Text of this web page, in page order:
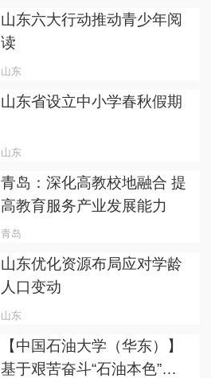
山东六大行动推动青少年阅
读
山东
山东省设立中小学春秋假期
山东
青岛：深化高教校地融合 提
高教育服务产业发展能力
青岛
山东优化资源布局应对学龄
人口变动
山东
【中国石油大学（华东）】
基于艰苦奋斗“石油本色”，